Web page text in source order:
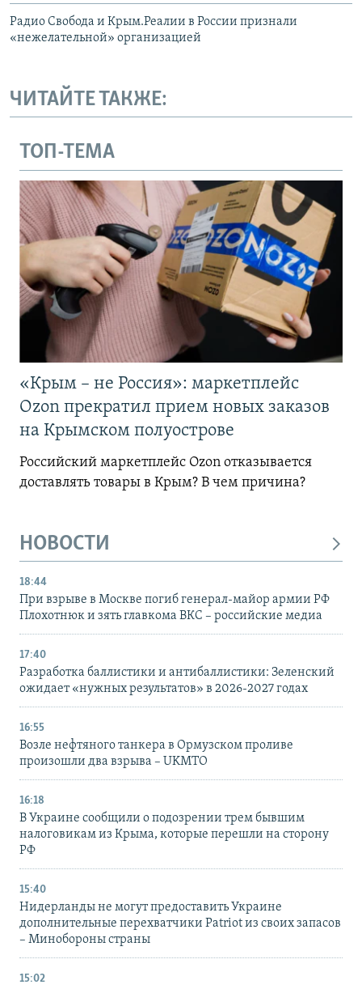
Радио Свобода и Крым.Реалии в России признали
«нежелательной» организацией
ЧИТАЙТЕ ТАКЖЕ:
ТОП-ТЕМА
«Крым – не Россия»: маркетплейс
Ozon прекратил прием новых заказов
на Крымском полуострове
Российский маркетплейс Ozon отказывается
доставлять товары в Крым? В чем причина?
НОВОСТИ
18:44
При взрыве в Москве погиб генерал-майор армии РФ
Плохотнюк и зять главкома ВКС – российские медиа
17:40
Разработка баллистики и антибаллистики: Зеленский
ожидает «нужных результатов» в 2026-2027 годах
16:55
Возле нефтяного танкера в Ормузском проливе
произошли два взрыва – UKMTO
16:18
В Украине сообщили о подозрении трем бывшим
налоговикам из Крыма, которые перешли на сторону
РФ
15:40
Нидерланды не могут предоставить Украине
дополнительные перехватчики Patriot из своих запасов
– Минобороны страны
15:02